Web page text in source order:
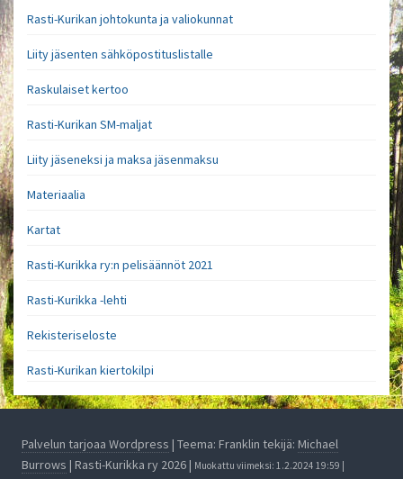
Rasti-Kurikan johtokunta ja valiokunnat
Liity jäsenten sähköpostituslistalle
Raskulaiset kertoo
Rasti-Kurikan SM-maljat
Liity jäseneksi ja maksa jäsenmaksu
Materiaalia
Kartat
Rasti-Kurikka ry:n pelisäännöt 2021
Rasti-Kurikka -lehti
Rekisteriseloste
Rasti-Kurikan kiertokilpi
Palvelun tarjoaa Wordpress | Teema: Franklin tekijä: Michael
Burrows | Rasti-Kurikka ry 2026 | Muokattu viimeksi: 1.2.2024 19:59 |